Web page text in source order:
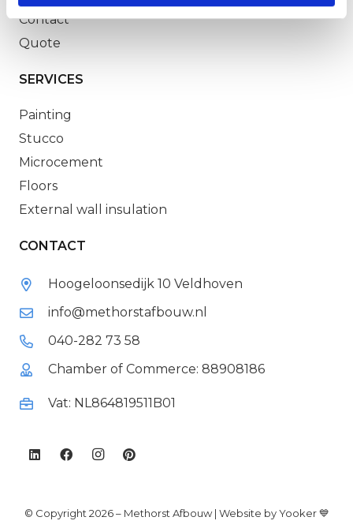
Contact
Quote
SERVICES
Painting
Stucco
Microcement
Floors
External wall insulation
CONTACT
Hoogeloonsedijk 10 Veldhoven
info@methorstafbouw.nl
040-282 73 58
Chamber of Commerce: 88908186
Vat: NL864819511B01
© Copyright 2026 – Methorst Afbouw | Website by Yooker 💙